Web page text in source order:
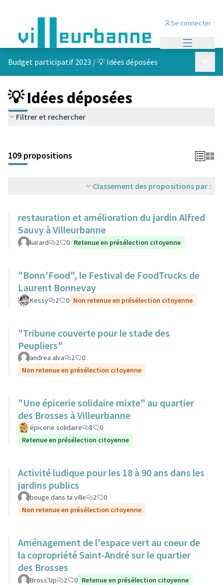
Se connecter
Budget participatif 2023 /💡 Idées déposées
💡 Idées déposées
Filtrer et rechercher
+
−
109 propositions
Classement des propositions par :
restauration et amélioration du jardin Alfred
Sauvy à Villeurbanne
luirard 2 0 Retenue en présélection citoyenne
"Bonn'Food", le Festival de FoodTrucks de
Laurent Bonnevay
Kessy 2 0 Non retenue en présélection citoyenne
"Tribune couverte pour le stade des
Peupliers"
andrea alva 2
0
Non retenue en présélection citoyenne
"Une épicerie solidaire mixte" au quartier
des Brosses à Villeurbanne
épicerie solidaire 8
0
Retenue en présélection citoyenne
Activité ludique pour les 18 à 90 ans dans les
jardins publics
bouge dans ta ville 2
0
Non retenue en présélection citoyenne
Aménagement de l'espace vert au coeur de
la copropriété Saint-André sur le quartier
des Brosses
Bross'Up 2 0 Retenue en présélection citoyenne